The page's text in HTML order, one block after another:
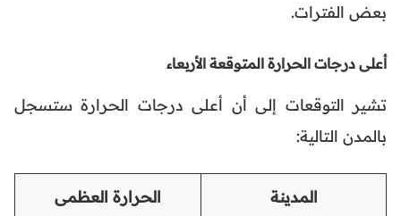
بعض الفترات.
أعلى درجات الحرارة المتوقعة الأربعاء
تشير التوقعات إلى أن أعلى درجات الحرارة ستسجل
بالمدن التالية:
المدينة الحرارة العظمى